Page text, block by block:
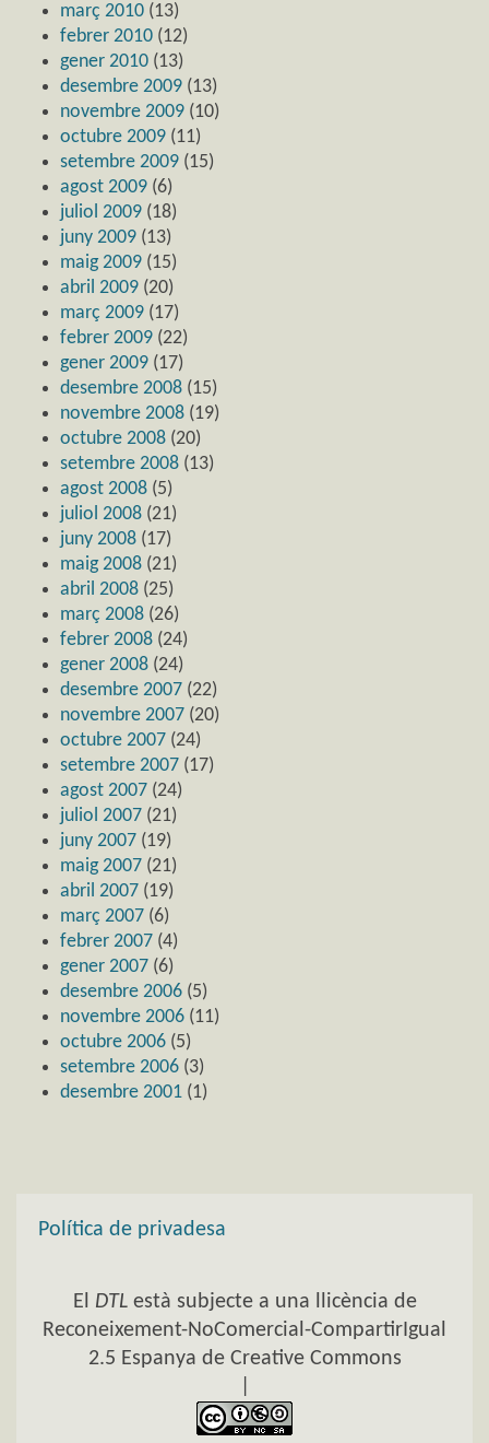
març 2010 (13)
febrer 2010 (12)
gener 2010 (13)
desembre 2009 (13)
novembre 2009 (10)
octubre 2009 (11)
setembre 2009 (15)
agost 2009 (6)
juliol 2009 (18)
juny 2009 (13)
maig 2009 (15)
abril 2009 (20)
març 2009 (17)
febrer 2009 (22)
gener 2009 (17)
desembre 2008 (15)
novembre 2008 (19)
octubre 2008 (20)
setembre 2008 (13)
agost 2008 (5)
juliol 2008 (21)
juny 2008 (17)
maig 2008 (21)
abril 2008 (25)
març 2008 (26)
febrer 2008 (24)
gener 2008 (24)
desembre 2007 (22)
novembre 2007 (20)
octubre 2007 (24)
setembre 2007 (17)
agost 2007 (24)
juliol 2007 (21)
juny 2007 (19)
maig 2007 (21)
abril 2007 (19)
març 2007 (6)
febrer 2007 (4)
gener 2007 (6)
desembre 2006 (5)
novembre 2006 (11)
octubre 2006 (5)
setembre 2006 (3)
desembre 2001 (1)
Política de privadesa
El DTLestà subjecte a una llicència de
Reconeixement-NoComercial-CompartirIgual
2.5 Espanya de Creative Commons